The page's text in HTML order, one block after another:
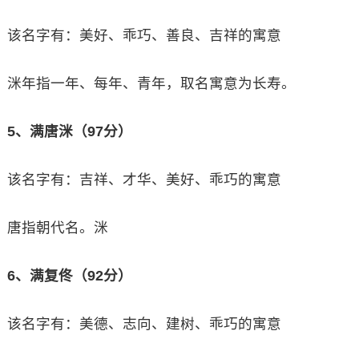
该名字有：美好、乖巧、善良、吉祥的寓意
洣年指一年、每年、青年，取名寓意为长寿。
5、满唐洣（97分）
该名字有：吉祥、才华、美好、乖巧的寓意
唐指朝代名。洣
6、满复佟（92分）
该名字有：美德、志向、建树、乖巧的寓意